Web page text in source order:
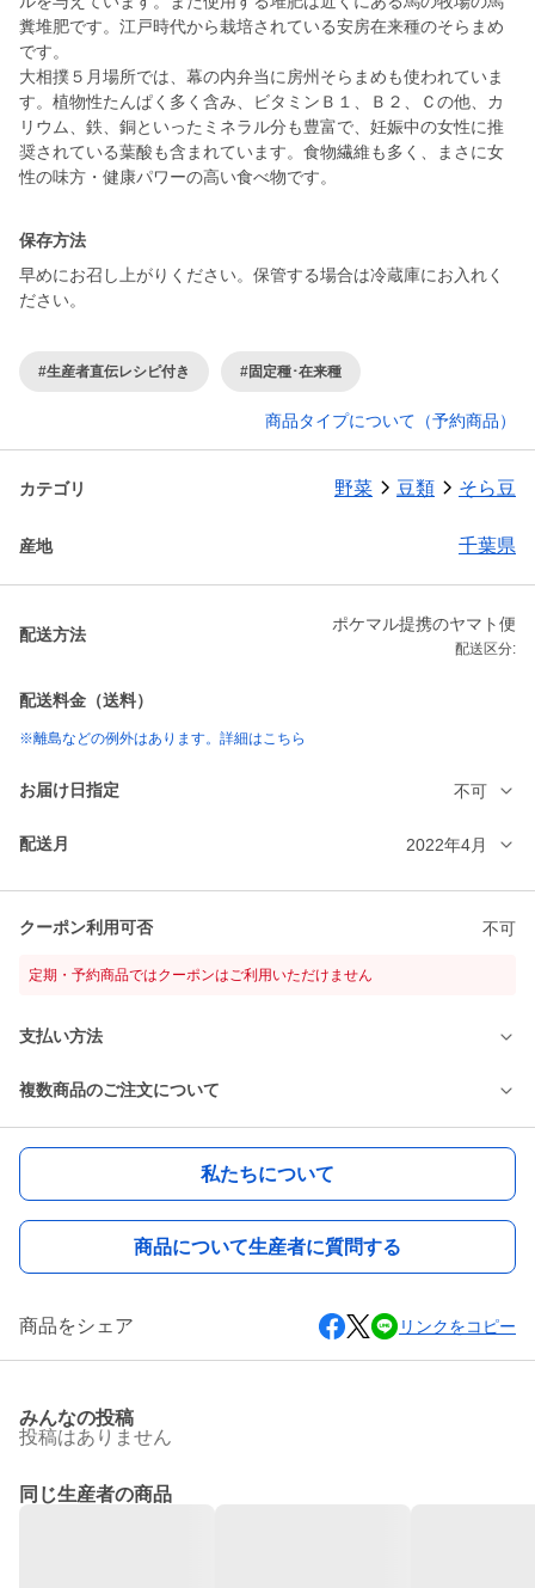
糞堆肥です。江戸時代から栽培されている安房在来種のそらまめ
です。
大相撲５月場所では、幕の内弁当に房州そらまめも使われていま
す。植物性たんぱく多く含み、ビタミンＢ１、Ｂ２、Ｃの他、カ
リウム、鉄、銅といったミネラル分も豊富で、妊娠中の女性に推
奨されている葉酸も含まれています。食物繊維も多く、まさに女
性の味方・健康パワーの高い食べ物です。
保存方法
早めにお召し上がりください。保管する場合は冷蔵庫にお入れく
ださい。
#生産者直伝レシピ付き #固定種･在来種
商品タイプについて（予約商品）
カテゴリ 野菜 豆類 そら豆
産地 千葉県
配送方法
ポケマル提携のヤマト便
配送区分:
配送料金（送料）
※離島などの例外はあります。詳細はこちら
お届け日指定 不可
配送月 2022年4月
クーポン利用可否 不可
定期・予約商品ではクーポンはご利用いただけません
支払い方法
複数商品のご注文について
私たちについて
商品について生産者に質問する
商品をシェア リンクをコピー
みんなの投稿
投稿はありません
同じ生産者の商品